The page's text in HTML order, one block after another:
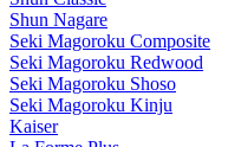
Shun Nagare
Seki Magoroku Composite
Seki Magoroku Redwood
Seki Magoroku Shoso
Seki Magoroku Kinju
Kaiser